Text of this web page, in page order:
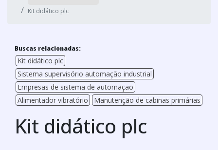
Kit didático plc
Buscas relacionadas:
Kit didático plc
Sistema supervisório automação industrial
Empresas de sistema de automação
Alimentador vibratório
Manutenção de cabinas primárias
Kit didático plc